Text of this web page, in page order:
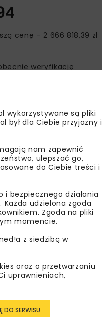
cenę – 2 666 818,39 zł
weryfikację
z DK39
budowę przejść
kolidujących sieci.
wykorzystywane są pliki
był dla Ciebie przyjazny i
nam zapewnić
ulepszać go,
do Ciebie treści i
i bezpiecznego działania
udzielona zgoda
Zgoda na pliki
momencie.
z siedzibą w
oraz o przetwarzaniu
uprawnieniach,
DO SERWISU